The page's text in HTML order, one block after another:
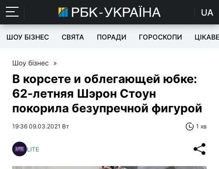
UA
ШОУ БІЗНЕС СВЯТА ПОРАДИ ГОРОСКОПИ ЦІКАВЕ
Шоу бізнес »
В корсете и облегающей юбке:
62-летняя Шэрон Стоун
покорила безупречной фигурой
19:36 09.03.2021 Вт 1 хв
LITE